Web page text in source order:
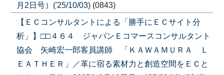
月2日号）('25/10/03) (0843)
【ＥＣコンサルタントによる「勝手にＥＣサイト分
析」】□□４６４ ジャパンＥコマースコンサルタント
協会 矢崎宏一郎客員講師 「ＫＡＷＡＭＵＲＡ Ｌ
ＥＡＴＨＥＲ」／革に宿る素材力と創造空間をＥＣと